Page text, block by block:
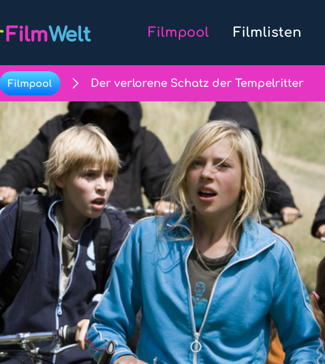
Filmpool Filmlisten
Filmpool Der verlorene Schatz der Tempelritter